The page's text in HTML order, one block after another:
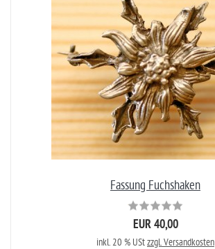
Fassung Fuchshaken
EUR 40,00
inkl. 20 % UStzzgl. Versandkosten